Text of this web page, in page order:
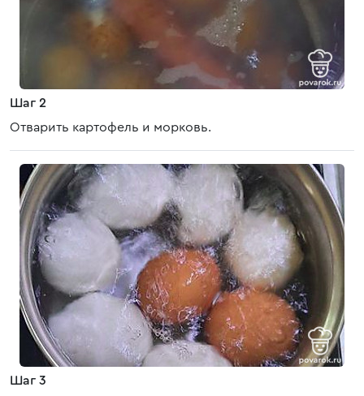
Шаг 2
Отварить картофель и морковь.
Шаг 3